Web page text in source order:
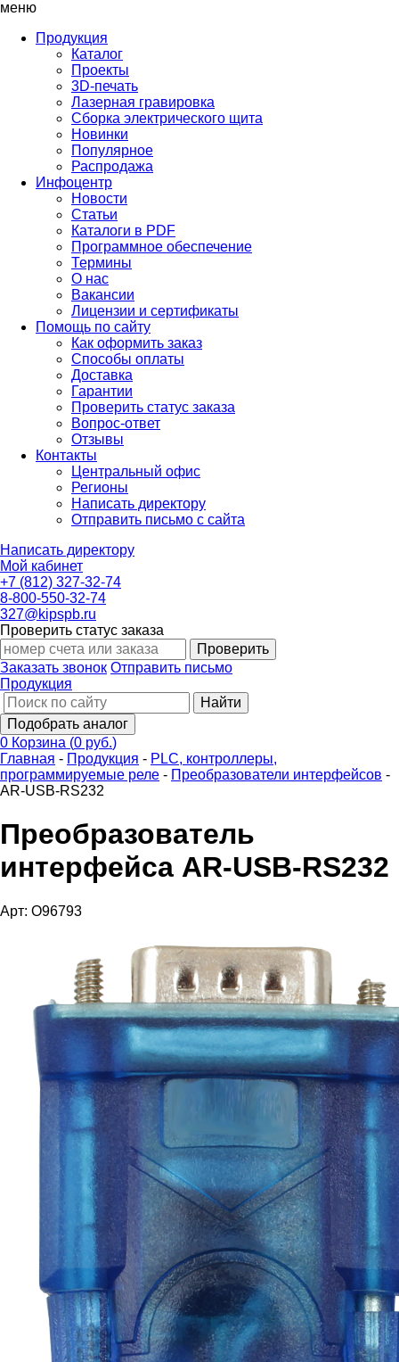
меню
Продукция
Каталог
Проекты
3D-печать
Лазерная гравировка
Сборка электрического щита
Новинки
Популярное
Распродажа
Инфоцентр
Новости
Статьи
Каталоги в PDF
Программное обеспечение
Термины
О нас
Вакансии
Лицензии и сертификаты
Помощь по сайту
Как оформить заказ
Способы оплаты
Доставка
Гарантии
Проверить статус заказа
Вопрос-ответ
Отзывы
Контакты
Центральный офис
Регионы
Написать директору
Отправить письмо с сайта
Написать директору
Мой кабинет
+7 (812) 327-32-74
8-800-550-32-74
327@kipspb.ru
Проверить статус заказа
Проверить
Заказать звонок Отправить письмо
Продукция
Найти
Подобрать аналог
0 Корзина (0 руб.)
Главная - Продукция - PLС, контроллеры,
программируемые реле - Преобразователи интерфейсов -
AR-USB-RS232
Преобразователь
интерфейса AR-USB-RS232
Арт: O96793